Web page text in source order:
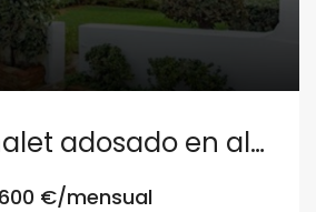
Casa / Chalet adosado en alquiler en URB PUIGVAL, Playa Puig
€/mensual